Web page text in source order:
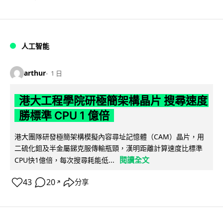
人工智能
arthur 1 日
港大工程學院研極簡架構晶片 搜尋速度
勝標準 CPU 1 億倍
港大團隊研發極簡架構模擬內容尋址記憶體（CAM）晶片，用
二硫化鉬及半金屬銻克服傳輸瓶頸，漢明距離計算速度比標準
CPU快1億倍，每次搜尋耗能低...
閱讀全文
43 20 ↗ 分享